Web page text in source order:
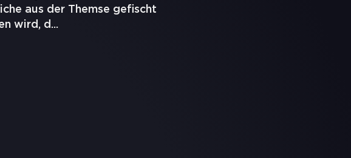
aus der Themse gefischt
wird, d ...